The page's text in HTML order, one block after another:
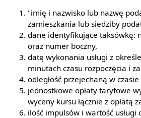
"imię i nazwisko lub nazwę
zamieszkania lub siedziby
dane identyfikujące taksówkę:
oraz numer boczny,
datę wykonania usługi z
minutach czasu rozpoczęcia i
odległość przejechaną w
jednostkowe opłaty taryfowe
wyceny kursu łącznie z opłatą
ilość impulsów i wartość usługi